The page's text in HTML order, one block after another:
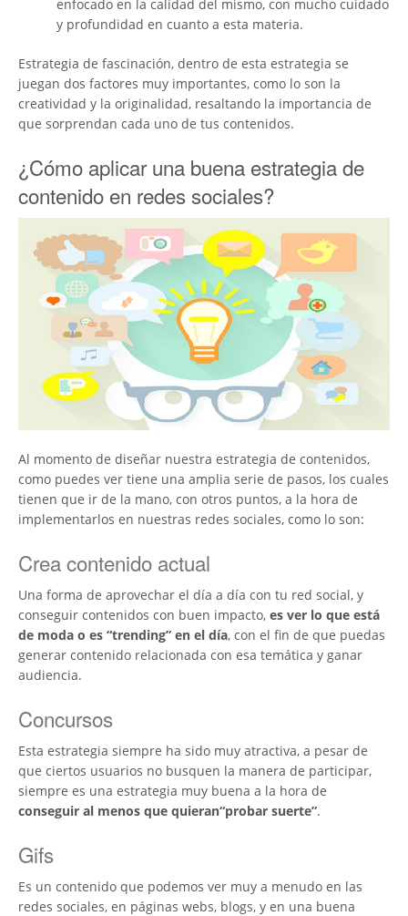
enfocado en la calidad del mismo, con mucho cuidado
y profundidad en cuanto a esta materia.
Estrategia de fascinación, dentro de esta estrategia se
juegan dos factores muy importantes, como lo son la
creatividad y la originalidad, resaltando la importancia de
que sorprendan cada uno de tus contenidos.
¿Cómo aplicar una buena estrategia de
contenido en redes sociales?
Al momento de diseñar nuestra estrategia de contenidos,
como puedes ver tiene una amplia serie de pasos, los cuales
tienen que ir de la mano, con otros puntos, a la hora de
implementarlos en nuestras redes sociales, como lo son:
Crea contenido actual
Una forma de aprovechar el día a día con tu red social, y
conseguir contenidos con buen impacto, es ver lo que está
de moda o es “trending” en el día, con el fin de que puedas
generar contenido relacionada con esa temática y ganar
audiencia.
Concursos
Esta estrategia siempre ha sido muy atractiva, a pesar de
que ciertos usuarios no busquen la manera de participar,
siempre es una estrategia muy buena a la hora de
conseguir al menos que quieran“probar suerte”.
Gifs
Es un contenido que podemos ver muy a menudo en las
redes sociales, en páginas webs, blogs, y en una buena